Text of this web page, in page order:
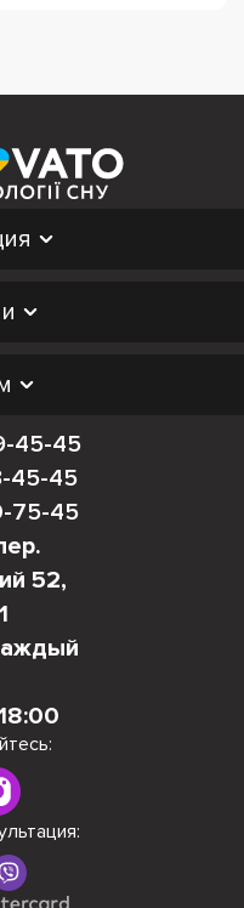
45-45
45-45
75-45
52,